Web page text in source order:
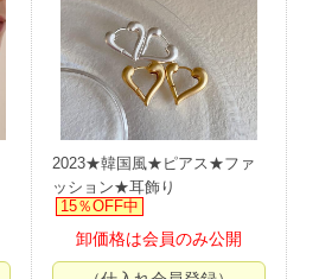
2023★韓国風★ピアス★ファ
ッション★耳飾り
15％OFF中
卸価格は会員のみ公開